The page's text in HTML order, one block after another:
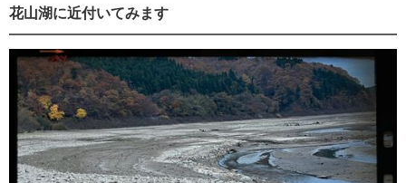
花山湖に近付いてみます